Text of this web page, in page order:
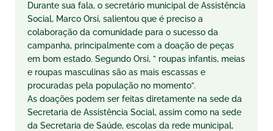
Durante sua fala, o secretário municipal de Assistência
Social, Marco Orsi, salientou que é preciso a
colaboração da comunidade para o sucesso da
campanha, principalmente com a doação de peças
em bom estado. Segundo Orsi, ” roupas infantis, meias
e roupas masculinas são as mais escassas e
procuradas pela população no momento”.
As doações podem ser feitas diretamente na sede da
Secretaria de Assistência Social, assim como na sede
da Secretaria de Saúde, escolas da rede municipal,